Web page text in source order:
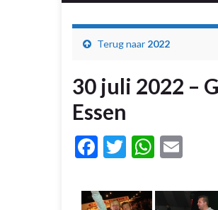
Terug naar 2022
30 juli 2022 –
Essen
Facebook
Twitter